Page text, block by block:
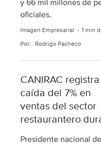
y 66 mil millones de
oficiales.
Imagen Empresarial 1 min
Por: Rodrigo Pacheco
CANIRAC registra
caída del 7% en
ventas del sector
restaurantero
Presidente nacional